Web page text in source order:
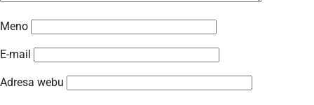
Meno
E-mail
Adresa webu